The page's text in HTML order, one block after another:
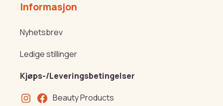
Informasjon
Nyhetsbrev
Ledige stillinger
Kjøps-/Leveringsbetingelser
Beauty Products